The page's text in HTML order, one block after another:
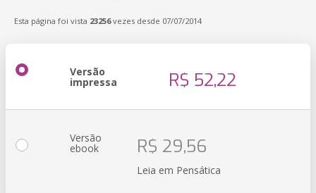
Esta página foi vista 23256vezes desde 07/07/2014
Versão
impressa R$ 52,22
Versão
ebook R$ 29,56
Leia em Pensática